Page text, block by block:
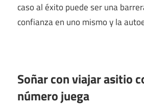
caso al éxito puede ser una
confianza en uno mismo y la
Soñar con viajar asitio
número juega